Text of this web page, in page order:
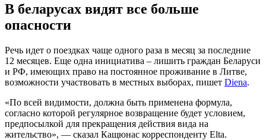
В беларусах видят все больше
опасности
Речь идет о поездках чаще одного раза в месяц за последние
12 месяцев. Еще одна инициатива – лишить граждан Беларуси
и РФ, имеющих право на постоянное проживание в Литве,
возможности участвовать в местных выборах, пишет Diena.
«По всей видимости, должна быть применена формула,
согласно которой регулярное возвращение будет условием,
предпосылкой для прекращения действия вида на
жительство», — сказал Кащюнас корреспонденту Elta.